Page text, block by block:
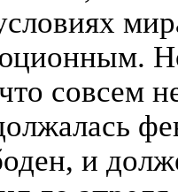
совсем
и